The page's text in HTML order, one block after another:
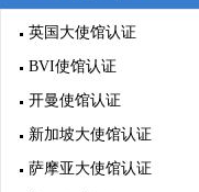
英国大使馆认证
BVI使馆认证
开曼使馆认证
新加坡大使馆认证
萨摩亚大使馆认证